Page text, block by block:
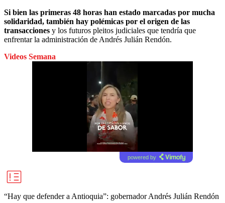
Si bien las primeras 48 horas han estado marcadas por mucha
solidaridad, también hay polémicas por el origen de las
transacciones y los futuros pleitos judiciales que tendría que
enfrentar la administración de Andrés Julián Rendón.
Videos Semana
powered by
“Hay que defender a Antioquia”: gobernador Andrés Julián Rendón